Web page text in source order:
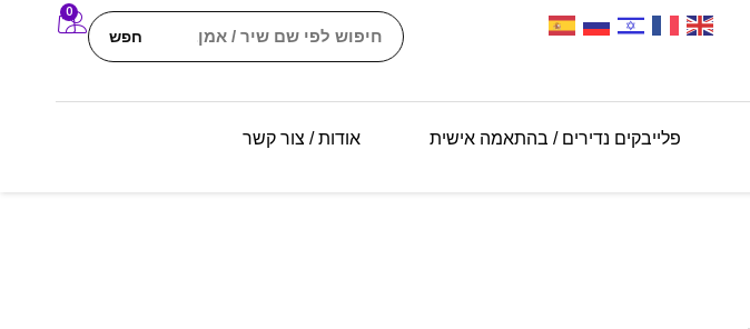
חפש
0
פלייבקים נדירים / בהתאמה אישית אודות / צור קשר